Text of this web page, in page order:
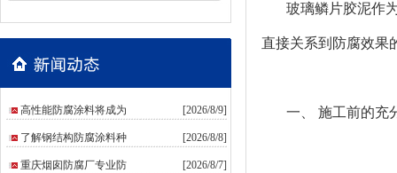
高性能防腐涂料将成为 [2026/8/9]
了解钢结构防腐涂料种 [2026/8/8]
重庆烟囱防腐厂专业防 [2026/8/7]
玻璃鳞片胶泥作为
直接关系到防腐效果
一、 施工前的充